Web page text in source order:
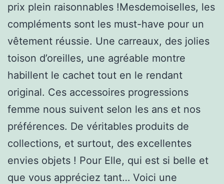
prix plein raisonnables !Mesdemoiselles, les
compléments sont les must-have pour un
vêtement réussie. Une carreaux, des jolies
toison d’oreilles, une agréable montre
habillent le cachet tout en le rendant
original. Ces accessoires progressions
femme nous suivent selon les ans et nos
préférences. De véritables produits de
collections, et surtout, des excellentes
envies objets ! Pour Elle, qui est si belle et
que vous appréciez tant… Voici une